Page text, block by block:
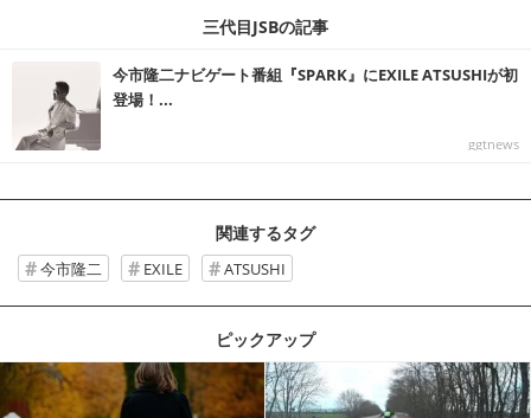
三代目JSBの記事
今市隆二ナビゲート番組『SPARK』にEXILE ATSUSHIが初
登場！...
ggtnews
関連するタグ
今市隆二 EXILE ATSUSHI
ピックアップ
記事を読む